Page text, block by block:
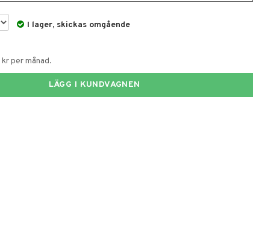
I lager, skickas omgående
per månad.
LÄGG I KUNDVAGNEN